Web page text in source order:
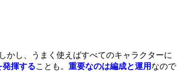
かし、うまく使えばすべてのキャラクターに
揮することも。 重要なのは編成と運用 なので